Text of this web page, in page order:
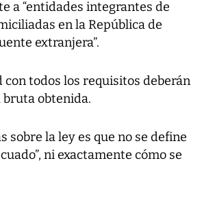
a “entidades integrantes de
en la República de
extranjera”.
todos los requisitos deberán
bruta obtenida.
sobre la ley es que no se define
ni exactamente cómo se